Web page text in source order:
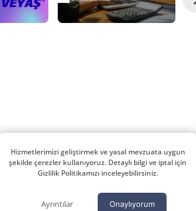
Hizmetlerimizi geliştirmek ve yasal mevzuata uygun
şekilde çerezler kullanıyoruz. Detaylı bilgi ve iptal için
Gizlilik Politikamızı inceleyebilirsiniz.
Ayrıntılar Onaylıyorum